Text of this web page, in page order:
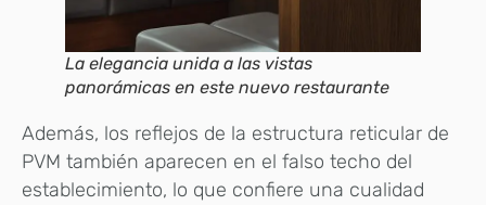
La elegancia unida a las vistas
panorámicas en este nuevo restaurante
Además, los reflejos de la estructura reticular de
PVM también aparecen en el falso techo del
establecimiento, lo que confiere una cualidad